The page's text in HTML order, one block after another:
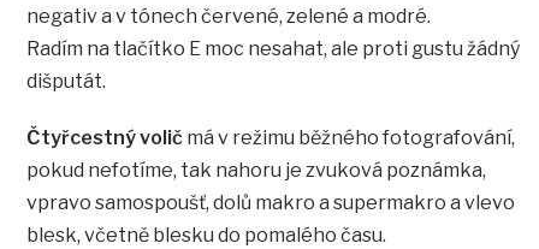
negativ a v tónech červené, zelené a modré.
Radím na tlačítko E moc nesahat, ale proti gustu žádný
dišputát.
Čtyřcestný volič má v režimu běžného fotografování,
pokud nefotíme, tak nahoru je zvuková poznámka,
vpravo samospoušť, dolů makro a supermakro a vlevo
blesk, včetně blesku do pomalého času.